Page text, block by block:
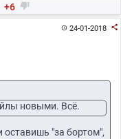
+6 
24-01-2018 
новыми. Всё.
оставишь "за бортом",